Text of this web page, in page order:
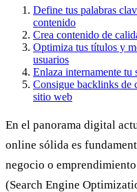
Define tus palabras
contenido
Crea contenido de
Optimiza tus títulos y
usuarios
Enlaza internamente
Consigue backlinks de
sitio web
En el panorama digital
online sólida es
negocio o
(Search Engine